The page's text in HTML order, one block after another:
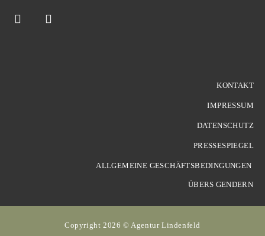
KONTAKT
IMPRESSUM
DATENSCHUTZ
PRESSESPIEGEL
ALLGEMEINE GESCHÄFTSBEDINGUNGEN
ÜBERS GENDERN
Copyright 2026 © Agentur Lindenfeld